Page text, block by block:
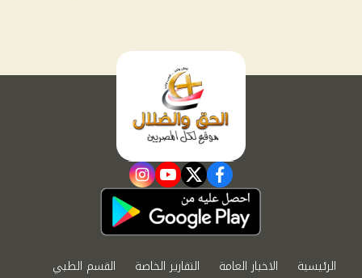
facebook
twitter
youtube
instagram
الرئيسية الاخبار العامة التقارير الخاصة القسم الطبي